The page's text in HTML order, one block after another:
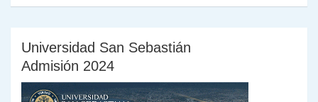
Universidad San Sebastián
Admisión 2024